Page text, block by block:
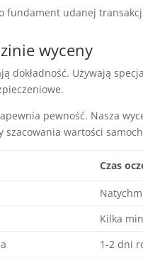
fundament udanej
wyceny
dokładność. Używają
pewność. Nasza
wartości
Czas
Kilka
1-2 dni